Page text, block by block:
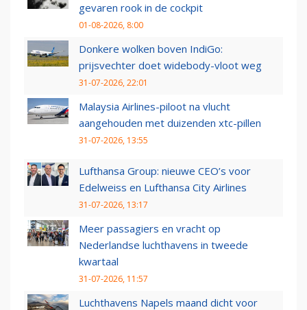
gevaren rook in de cockpit
01-08-2026, 8:00
Donkere wolken boven IndiGo:
prijsvechter doet widebody-vloot weg
31-07-2026, 22:01
Malaysia Airlines-piloot na vlucht
aangehouden met duizenden xtc-pillen
31-07-2026, 13:55
Lufthansa Group: nieuwe CEO’s voor
Edelweiss en Lufthansa City Airlines
31-07-2026, 13:17
Meer passagiers en vracht op
Nederlandse luchthavens in tweede
kwartaal
31-07-2026, 11:57
Luchthavens Napels maand dicht voor